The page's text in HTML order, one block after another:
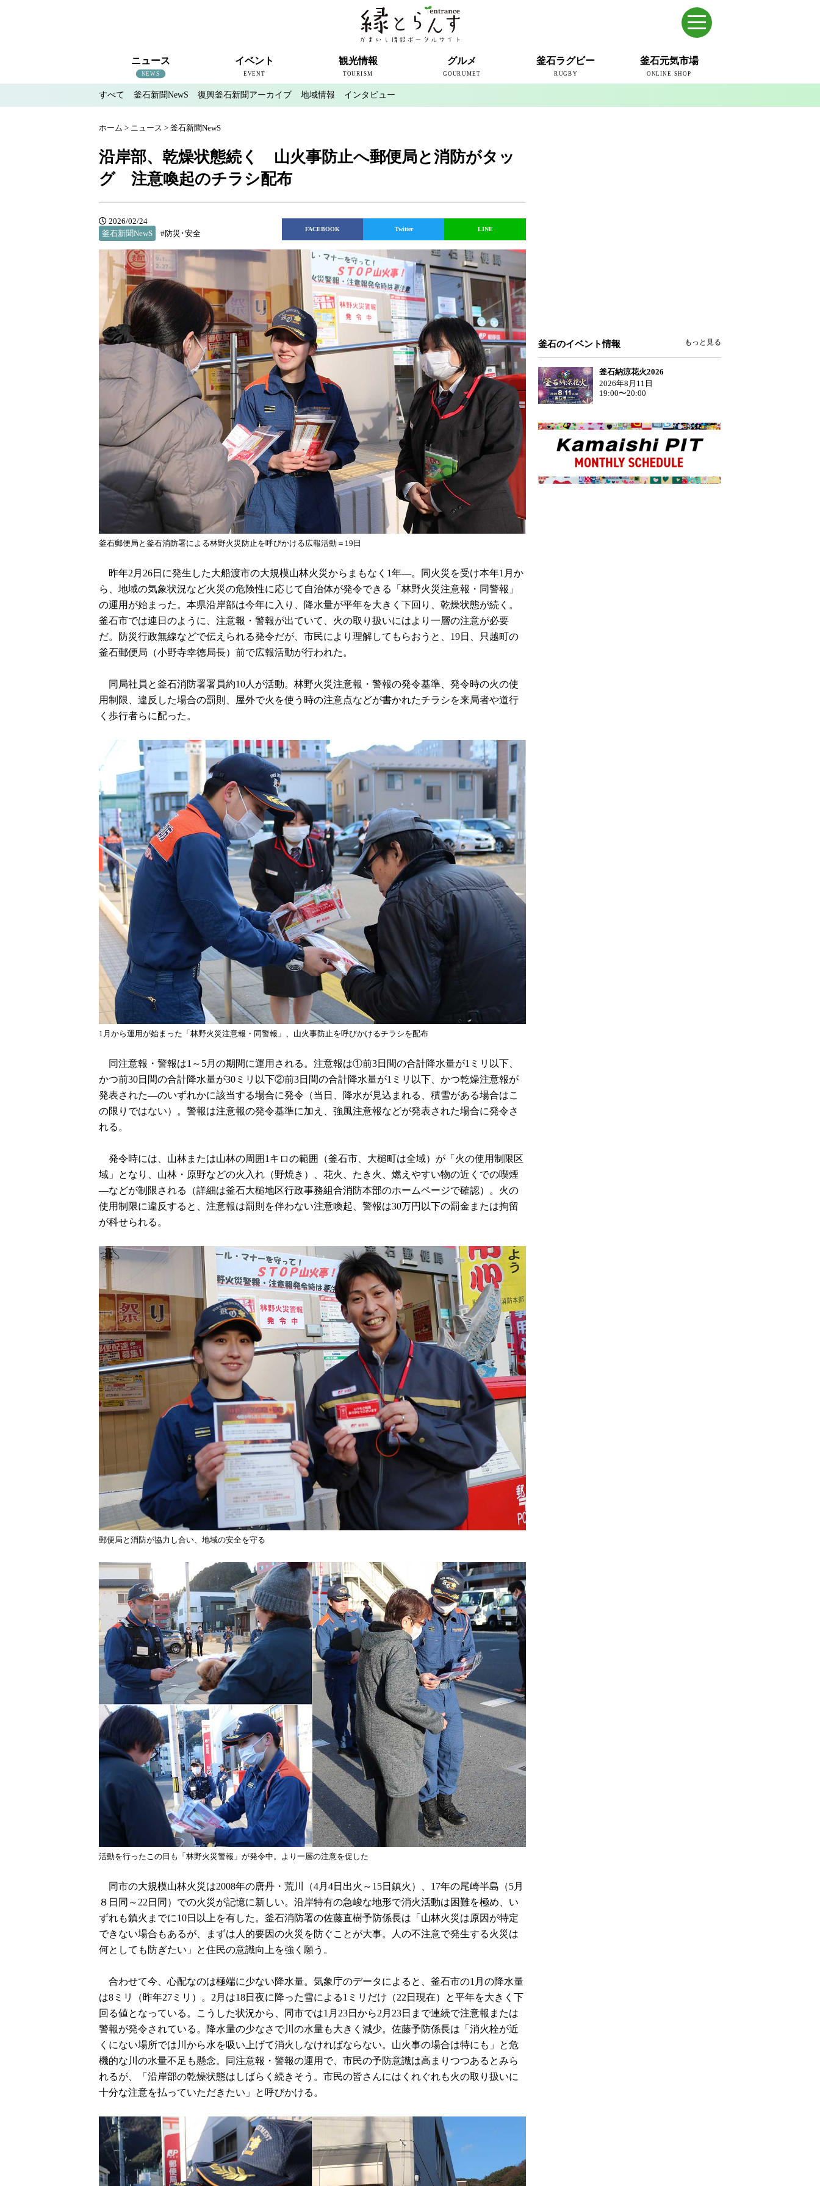
ニュース
NEWS
すべて
釜石新聞NewS
復興釜石新聞アーカイブ
地域情報
インタビュー
イベント
EVENT
釜石のイベント情報
観光情報
TOURISM
近代製鉄発祥の地
観光スポット
宿泊情報
釜石情報交流センター
魚河岸テラス
うのすまい・トモス
根浜シーサイド
SL銀河
三陸鉄道
グルメ
GOURUMET
釜石ラグビー
RUGBY
釜石元気市場
ONLINE SHOP
すべて 釜石新聞NewS 復興釜石新聞アーカイブ 地域情報 インタビュー
ホーム > ニュース > 釜石新聞NewS
沿岸部、乾燥状態続く 山火事防止へ郵便局と消防がタッ
グ 注意喚起のチラシ配布
2026/02/24
釜石新聞NewS
#防災･安全 FACEBOOK Twitter LINE
釜石郵便局と釜石消防署による林野火災防止を呼びかける広報活動＝19日
昨年2月26日に発生した大船渡市の大規模山林火災からまもなく1年―。同火災を受け本年1月か
ら、地域の気象状況など火災の危険性に応じて自治体が発令できる「林野火災注意報・同警報」
の運用が始まった。本県沿岸部は今年に入り、降水量が平年を大きく下回り、乾燥状態が続く。
釜石市では連日のように、注意報・警報が出ていて、火の取り扱いにはより一層の注意が必要
だ。防災行政無線などで伝えられる発令だが、市民により理解してもらおうと、19日、只越町の
釜石郵便局（小野寺幸徳局長）前で広報活動が行われた。
同局社員と釜石消防署署員約10人が活動。林野火災注意報・警報の発令基準、発令時の火の使
用制限、違反した場合の罰則、屋外で火を使う時の注意点などが書かれたチラシを来局者や道行
く歩行者らに配った。
1月から運用が始まった「林野火災注意報・同警報」、山火事防止を呼びかけるチラシを配布
同注意報・警報は1～5月の期間に運用される。注意報は①前3日間の合計降水量が1ミリ以下、
かつ前30日間の合計降水量が30ミリ以下②前3日間の合計降水量が1ミリ以下、かつ乾燥注意報が
発表された―のいずれかに該当する場合に発令（当日、降水が見込まれる、積雪がある場合はこ
の限りではない）。警報は注意報の発令基準に加え、強風注意報などが発表された場合に発令さ
れる。
発令時には、山林または山林の周囲1キロの範囲（釜石市、大槌町は全域）が「火の使用制限区
域」となり、山林・原野などの火入れ（野焼き）、花火、たき火、燃えやすい物の近くでの喫煙
―などが制限される（詳細は釜石大槌地区行政事務組合消防本部のホームページで確認）。火の
使用制限に違反すると、注意報は罰則を伴わない注意喚起、警報は30万円以下の罰金または拘留
が科せられる。
郵便局と消防が協力し合い、地域の安全を守る
活動を行ったこの日も「林野火災警報」が発令中。より一層の注意を促した
同市の大規模山林火災は2008年の唐丹・荒川（4月4日出火～15日鎮火）、17年の尾崎半島（5月
８日同～22日同）での火災が記憶に新しい。沿岸特有の急峻な地形で消火活動は困難を極め、い
ずれも鎮火までに10日以上を有した。釜石消防署の佐藤直樹予防係長は「山林火災は原因が特定
できない場合もあるが、まずは人的要因の火災を防ぐことが大事。人の不注意で発生する火災は
何としても防ぎたい」と住民の意識向上を強く願う。
合わせて今、心配なのは極端に少ない降水量。気象庁のデータによると、釜石市の1月の降水量
は8ミリ（昨年27ミリ）。2月は18日夜に降った雪による1ミリだけ（22日現在）と平年を大きく下
回る値となっている。こうした状況から、同市では1月23日から2月23日まで連続で注意報または
警報が発令されている。降水量の少なさで川の水量も大きく減少。佐藤予防係長は「消火栓が近
くにない場所では川から水を吸い上げて消火しなければならない。山火事の場合は特にも」と危
機的な川の水量不足も懸念。同注意報・警報の運用で、市民の予防意識は高まりつつあるとみら
れるが、「沿岸部の乾燥状態はしばらく続きそう。市民の皆さんにはくれぐれも火の取り扱いに
十分な注意を払っていただきたい」と呼びかける。
釜石のイベント情報 もっと見る
釜石納涼花火2026
2026年8月11日
19:00〜20:00